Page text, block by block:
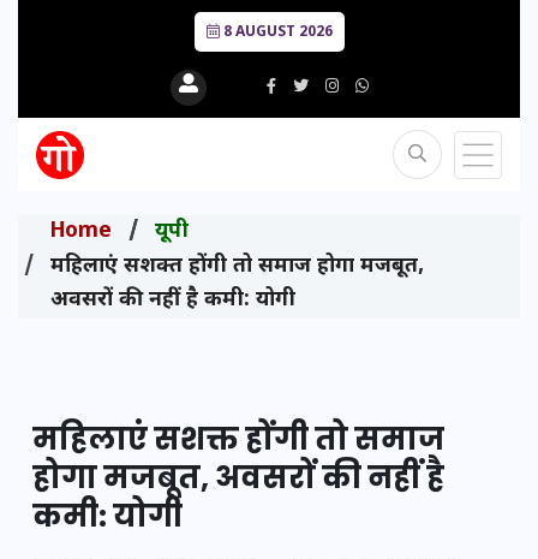
8 AUGUST 2026
Home
यूपी
महिलाएं सशक्त होंगी तो समाज होगा मजबूत,
अवसरों की नहीं है कमी: योगी
महिलाएं सशक्त होंगी तो समाज
होगा मजबूत, अवसरों की नहीं है
कमी: योगी